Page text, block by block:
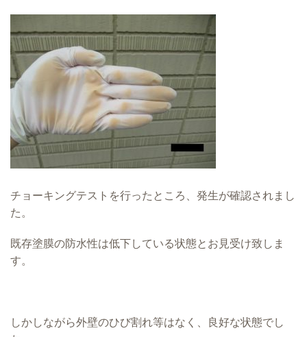
チョーキングテストを行ったところ、発生が確認されまし
た。
既存塗膜の防水性は低下している状態とお見受け致しま
す。
しかしながら外壁のひび割れ等はなく、良好な状態でし